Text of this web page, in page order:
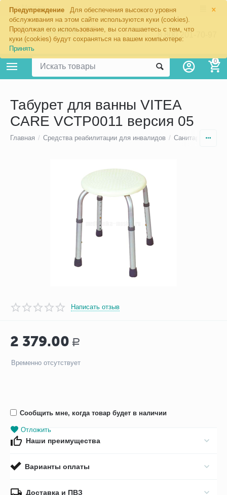
×
Предупреждение
Для обеспечения высокого уровня
обслуживания на этом сайте используются куки (cookies).
Продолжая его использование, вы соглашаетесь с тем, что
куки (cookies) будут сохраняться на вашем компьютере:
Принять
Москва
8 800 201-70-97
0
Табурет для ванны VITEA
CARE VCTP0011 версия 05
Главная / Средства реабилитации для инвалидов / Санитарно-
Написать отзыв
2 379.00 Р
Временно отсутствует
Сообщить мне, когда товар будет в наличии
Отложить
Наши преимущества
Варианты оплаты
Доставка и ПВЗ